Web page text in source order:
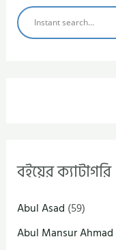
বইয়ের ক্যাটাগরি
Abul Asad (59)
Abul Mansur Ahmad